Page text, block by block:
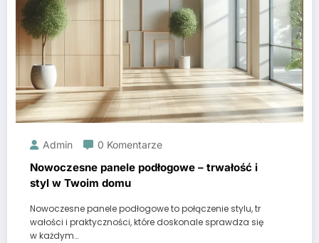
Admin 0 Komentarze
Nowoczesne panele podłogowe – trwałość i
styl w Twoim domu
Nowoczesne panele podłogowe to połączenie stylu, tr
wałości i praktyczności, które doskonale sprawdza się
w każdym…